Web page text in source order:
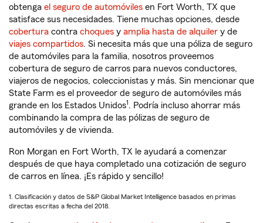
obtenga el seguro de automóviles en Fort Worth, TX que
satisface sus necesidades. Tiene muchas opciones, desde
cobertura contra choques y amplia hasta de alquiler y de
viajes compartidos. Si necesita más que una póliza de seguro
de automóviles para la familia, nosotros proveemos
cobertura de seguro de carros para nuevos conductores,
viajeros de negocios, coleccionistas y más. Sin mencionar que
State Farm es el proveedor de seguro de automóviles más
grande en los Estados Unidos1. Podría incluso ahorrar más
combinando la compra de las pólizas de seguro de
automóviles y de vivienda.
Ron Morgan en Fort Worth, TX le ayudará a comenzar
después de que haya completado una cotización de seguro
de carros en línea. ¡Es rápido y sencillo!
1. Clasificación y datos de S&P Global Market Intelligence basados en primas
directas escritas a fecha del 2018.